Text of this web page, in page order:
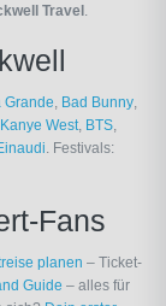
Travel
Grande Bad Bunny,
Kanye West, BTS,
. Festivals:
Fans
planen – Ticket-
Guide – alles für